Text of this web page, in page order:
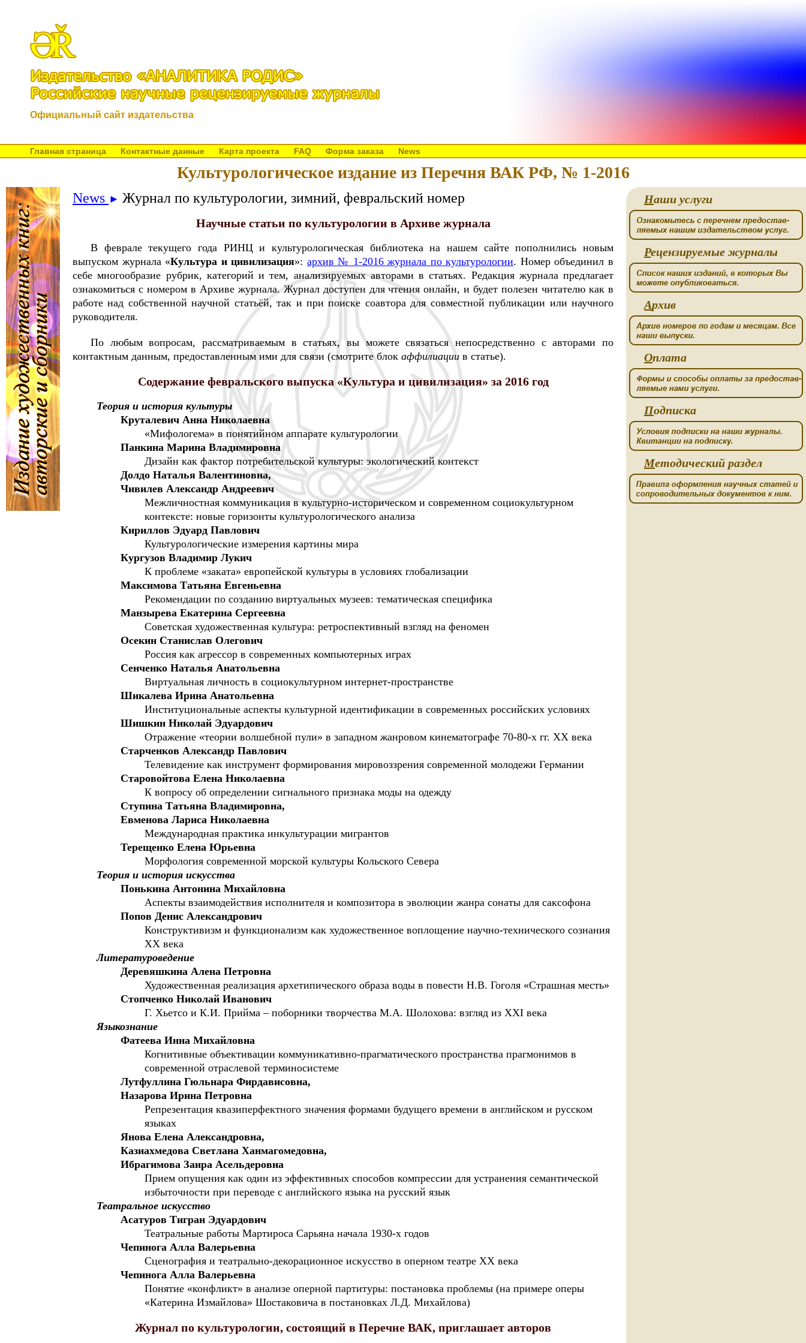
Официальный сайт издательства
Главная страница Контактные данные Карта проекта FAQ Форма заказа News
Культурологическое издание из Перечня ВАК РФ, № 1-2016
Наши услуги
Рецензируемые журналы
Архив
Оплата
Подписка
Методический раздел
News ► Журнал по культурологии, зимний, февральский номер
Научные статьи по культурологии в Архиве журнала
В феврале текущего года РИНЦ и культурологическая библиотека на нашем сайте пополнились новым
выпуском журнала «Культура и цивилизация»: архив № 1-2016 журнала по культурологии. Номер объединил в
себе многообразие рубрик, категорий и тем, анализируемых авторами в статьях. Редакция журнала предлагает
ознакомиться с номером в Архиве журнала. Журнал доступен для чтения онлайн, и будет полезен читателю как в
работе над собственной научной статьёй, так и при поиске соавтора для совместной публикации или научного
руководителя.
По любым вопросам, рассматриваемым в статьях, вы можете связаться непосредственно с авторами по
контактным данным, предоставленным ими для связи (смотрите блок аффилиации в статье).
Содержание февральского выпуска «Культура и цивилизация» за 2016 год
Теория и история культуры
Круталевич Анна Николаевна
«Мифологема» в понятийном аппарате культурологии
Панкина Марина Владимировна
Дизайн как фактор потребительской культуры: экологический контекст
Долдо Наталья Валентиновна,
Чивилев Александр Андреевич
Межличностная коммуникация в культурно-историческом и современном социокультурном
контексте: новые горизонты культурологического анализа
Кириллов Эдуард Павлович
Культурологические измерения картины мира
Кургузов Владимир Лукич
К проблеме «заката» европейской культуры в условиях глобализации
Максимова Татьяна Евгеньевна
Рекомендации по созданию виртуальных музеев: тематическая специфика
Манзырева Екатерина Сергеевна
Советская художественная культура: ретроспективный взгляд на феномен
Осекин Станислав Олегович
Россия как агрессор в современных компьютерных играх
Сенченко Наталья Анатольевна
Виртуальная личность в социокультурном интернет-пространстве
Шикалева Ирина Анатольевна
Институциональные аспекты культурной идентификации в современных российских условиях
Шишкин Николай Эдуардович
Отражение «теории волшебной пули» в западном жанровом кинематографе 70-80-х гг. ХХ века
Старченков Александр Павлович
Телевидение как инструмент формирования мировоззрения современной молодежи Германии
Старовойтова Елена Николаевна
К вопросу об определении сигнального признака моды на одежду
Ступина Татьяна Владимировна,
Евменова Лариса Николаевна
Международная практика инкультурации мигрантов
Терещенко Елена Юрьевна
Морфология современной морской культуры Кольского Севера
Теория и история искусства
Понькина Антонина Михайловна
Аспекты взаимодействия исполнителя и композитора в эволюции жанра сонаты для саксофона
Попов Денис Александрович
Конструктивизм и функционализм как художественное воплощение научно-технического сознания
XX века
Литературоведение
Деревяшкина Алена Петровна
Художественная реализация архетипического образа воды в повести Н.В. Гоголя «Страшная месть»
Стопченко Николай Иванович
Г. Хьетсо и К.И. Прийма – поборники творчества М.А. Шолохова: взгляд из XXI века
Языкознание
Фатеева Инна Михайловна
Когнитивные объективации коммуникативно-прагматического пространства прагмонимов в
современной отраслевой терминосистеме
Лутфуллина Гюльнара Фирдависовна,
Назарова Ирина Петровна
Репрезентация квазиперфектного значения формами будущего времени в английском и русском
языках
Янова Елена Александровна,
Казиахмедова Светлана Ханмагомедовна,
Ибрагимова Заира Асельдеровна
Прием опущения как один из эффективных способов компрессии для устранения семантической
избыточности при переводе с английского языка на русский язык
Театральное искусство
Асатуров Тигран Эдуардович
Театральные работы Мартироса Сарьяна начала 1930-х годов
Чепинога Алла Валерьевна
Сценография и театрально-декорационное искусство в оперном театре ХХ века
Чепинога Алла Валерьевна
Понятие «конфликт» в анализе оперной партитуры: постановка проблемы (на примере оперы
«Катерина Измайлова» Шостаковича в постановках Л.Д. Михайлова)
Журнал по культурологии, состоящий в Перечне ВАК, приглашает авторов